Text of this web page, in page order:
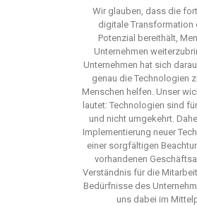
Wir glauben, dass die
digitale Transformation
Potenzial bereithält,
Unternehmen
Unternehmen hat sich
genau die Technologien
Menschen helfen. Unser
lautet: Technologien sind
und nicht umgekehrt.
Implementierung neuer
einer sorgfältigen
vorhandenen
Verständnis für die
Bedürfnisse des
uns dabei im